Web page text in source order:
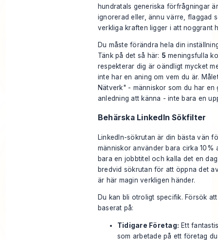
hundratals generiska förfrågningar
ignorerad eller, ännu värre, flaggad
verkliga kraften ligger i att noggrant
Du måste förändra hela din
Tänk på det så här: 5 meningsfulla
respekterar dig är oändligt mycket
inte har en aning om vem du är.
Nätverk" - människor som du har
anledning att känna - inte bara en
Behärska LinkedIn Sökfilter
LinkedIn-sökrutan är din bästa vän
människor använder bara cirka 10%
bara en jobbtitel och kalla det en
bredvid sökrutan för att öppna det
är här magin verkligen händer.
Du kan bli otroligt specifik. Försök
baserat på:
Tidigare Företag: Ett
som arbetade på ett företag